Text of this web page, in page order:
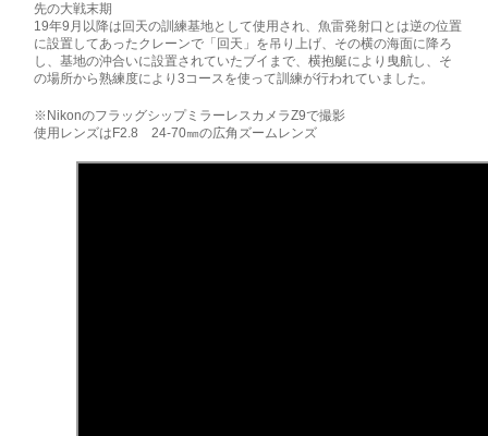
先の大戦末期
19年9月以降は回天の訓練基地として使用され、魚雷発射口とは逆の位置
に設置してあったクレーンで「回天」を吊り上げ、その横の海面に降ろ
し、基地の沖合いに設置されていたブイまで、横抱艇により曳航し、そ
の場所から熟練度により3コースを使って訓練が行われていました。
※NikonのフラッグシップミラーレスカメラZ9で撮影
使用レンズはF2.8 24‐70㎜の広角ズームレンズ